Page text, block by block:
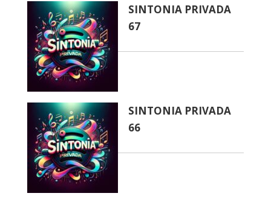
SINTONIA PRIVADA
67
SINTONIA PRIVADA
66